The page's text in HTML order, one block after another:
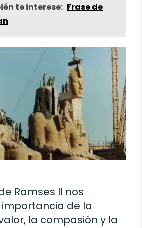
te interese: Frase de
Ramses II nos
de la
la compasión y la